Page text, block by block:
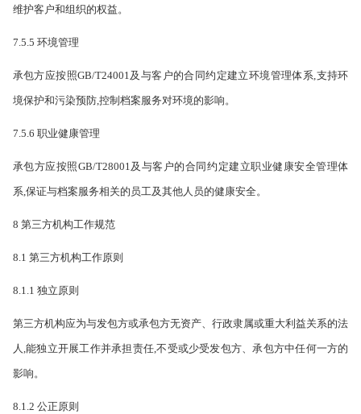
维护客户和组织的权益。
7.5.5 环境管理
承包方应按照GB/T24001及与客户的合同约定建立环境管理体系,支持环
境保护和污染预防,控制档案服务对环境的影响。
7.5.6 职业健康管理
承包方应按照GB/T28001及与客户的合同约定建立职业健康安全管理体
系,保证与档案服务相关的员工及其他人员的健康安全。
8 第三方机构工作规范
8.1 第三方机构工作原则
8.1.1 独立原则
第三方机构应为与发包方或承包方无资产、行政隶属或重大利益关系的法
人,能独立开展工作并承担责任,不受或少受发包方、承包方中任何一方的
影响。
8.1.2 公正原则